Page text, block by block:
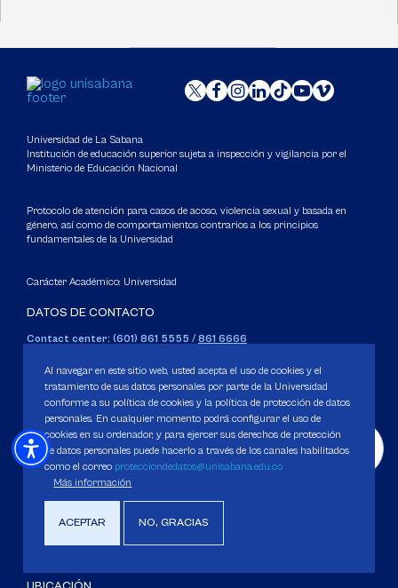
Universidad de La Sabana
Institución de educación superior sujeta a inspección y vigilancia por el
Ministerio de Educación Nacional
Protocolo de atención para casos de acoso, violencia sexual y basada en
género, así como de comportamientos contrarios a los principios
fundamentales de la Universidad
Carácter Académico: Universidad
DATOS DE CONTACTO
Contact center: (601) 861 5555 / 861 6666
WhatsApp: +57 3205164838
Correo electrónico para inquietudes generales y servicios de la
Universidad
servicious@unisabana.edu.co
Contacto únicamente para notificaciones legales.
Al navegar en este sitio web, usted acepta el uso de cookies y el
tratamiento de sus datos personales por parte de la Universidad
conforme a su política de cookies y la política de protección de datos
personales. En cualquier momento podrá configurar el uso de
cookies en su ordenador, y para ejercer sus derechos de protección
de datos personales puede hacerlo a través de los canales habilitados
como el correo protecciondedatos@unisabana.edu.co
Más información
ACEPTAR NO, GRACIAS